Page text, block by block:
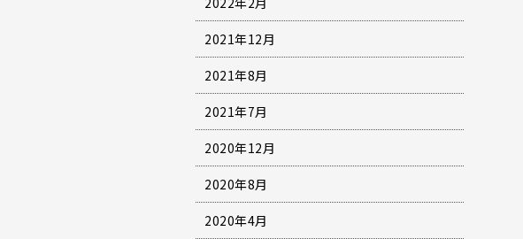
2021年12月
2021年8月
2021年7月
2020年12月
2020年8月
2020年4月